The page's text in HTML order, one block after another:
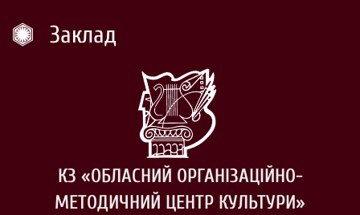
Заклад
КЗ «ОБЛАСНИЙ ОРГАНІЗАЦІЙНО-
МЕТОДИЧНИЙ ЦЕНТР КУЛЬТУРИ»